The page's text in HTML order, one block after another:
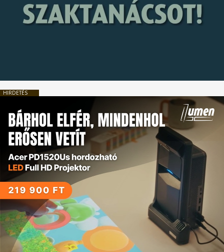
HIRDETÉS